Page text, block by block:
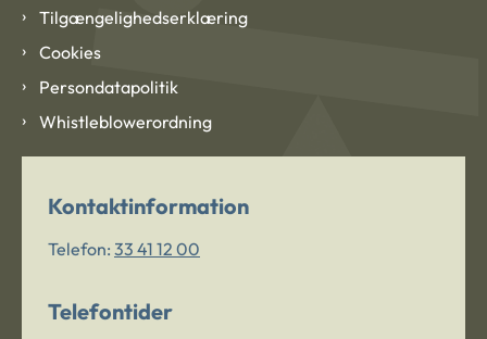
Tilgængelighedserklæring
Cookies
Persondatapolitik
Whistleblowerordning
Kontaktinformation
Telefon: 33 41 12 00
Telefontider